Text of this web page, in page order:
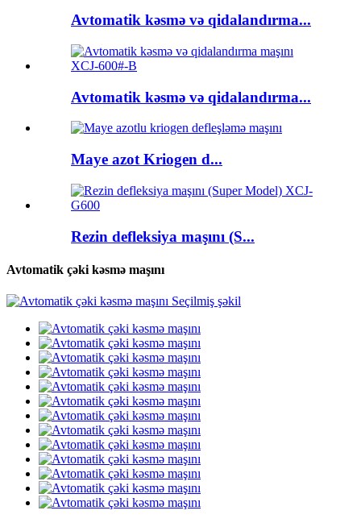
Avtomatik kəsmə və qidalandırma...
Avtomatik kəsmə və qidalandırma...
Maye azot Kriogen d...
Rezin defleksiya maşını (S...
Avtomatik çəki kəsmə maşını